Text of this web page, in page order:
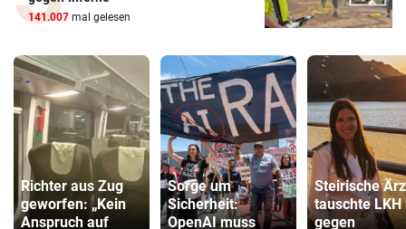
141.007 mal gelesen
Richter aus Zug
geworfen: „Kein
Anspruch auf
Sorge um
Sicherheit:
OpenAI muss
Steirische
tauschte LKH
gegen